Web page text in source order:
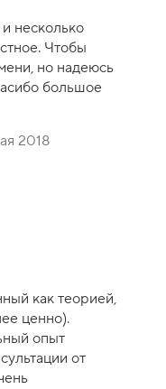
несколько
Чтобы
но надеюсь
большое
2018
как теорией,
ценно).
опыт
от